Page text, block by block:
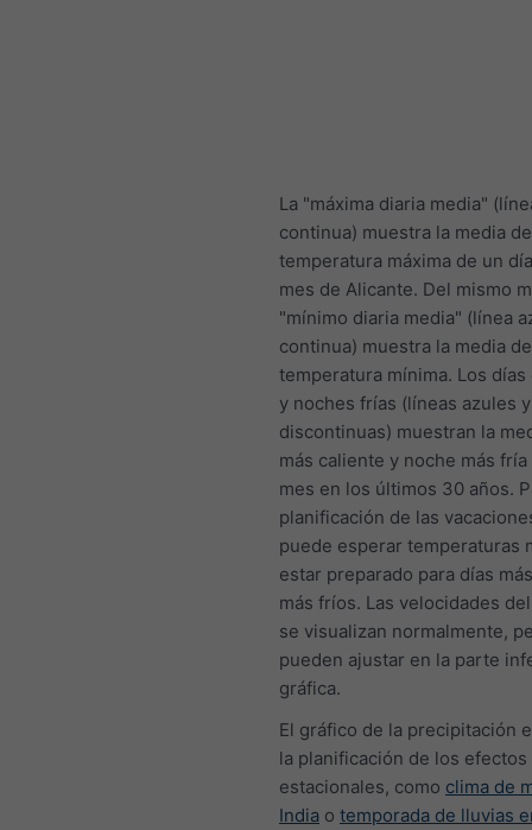
La "máxima diaria media"
continua) muestra la media
temperatura máxima de un
mes de Alicante. Del mismo
"mínimo diaria media" (línea
continua) muestra la media
temperatura mínima. Los
y noches frías (líneas azules
discontinuas) muestran la
más caliente y noche más fría
mes en los últimos 30 años.
planificación de las
puede esperar temperaturas
estar preparado para días
más fríos. Las velocidades
se visualizan normalmente,
pueden ajustar en la parte
gráfica.
El gráfico de la precipitación
la planificación de los efectos
estacionales, como clima de
India o temporada de lluvias